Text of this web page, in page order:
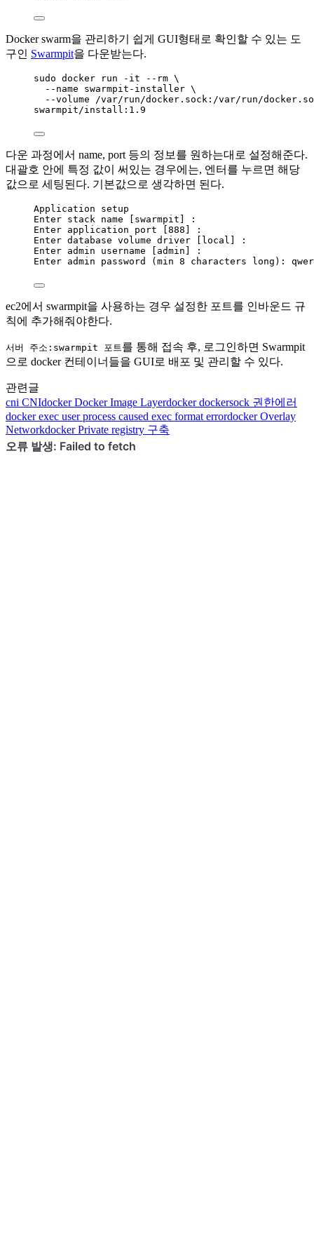
Docker swarm을 관리하기 쉽게 GUI형태로 확인할 수 있는 도
구인 Swarmpit을 다운받는다.
sudo docker run - it -- rm \
-- name swarmpit - installer \
--volume /var/ run /docker.sock : /var/ run /docker .
swarmpit /install: 1.9
다운 과정에서 name, port 등의 정보를 원하는대로 설정해준다.
대괄호 안에 특정 값이 써있는 경우에는, 엔터를 누르면 해당
값으로 세팅된다. 기본값으로 생각하면 된다.
Application
setup
Enter stack name swarmpit ] :
Enter application port 888 ] :
Enter database volume driver local
] :
Enter admin username admin ] :
Enter admin password ( min 8 characters long ):
ec2에서 swarmpit을 사용하는 경우 설정한 포트를 인바운드 규
칙에 추가해줘야한다.
서버 주소:swarmpit 포트 를 통해 접속 후, 로그인하면 Swarmpit
으로 docker 컨테이너들을 GUI로 배포 및 관리할 수 있다.
관련글
cni CNIdockerDocker Image Layerdockerdockersock 권한에러
dockerexec user process caused exec format errordockerOverlay
NetworkdockerPrivate registry 구축